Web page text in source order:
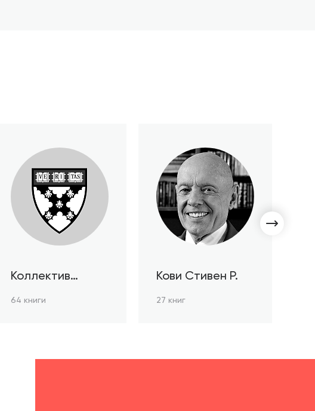
Коллектив
64 книги
Кови Стивен Р.
27 книг